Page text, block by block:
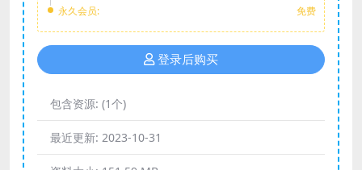
永久会员:
免费
登录后购买
包含资源: (1个)
最近更新: 2023-10-31